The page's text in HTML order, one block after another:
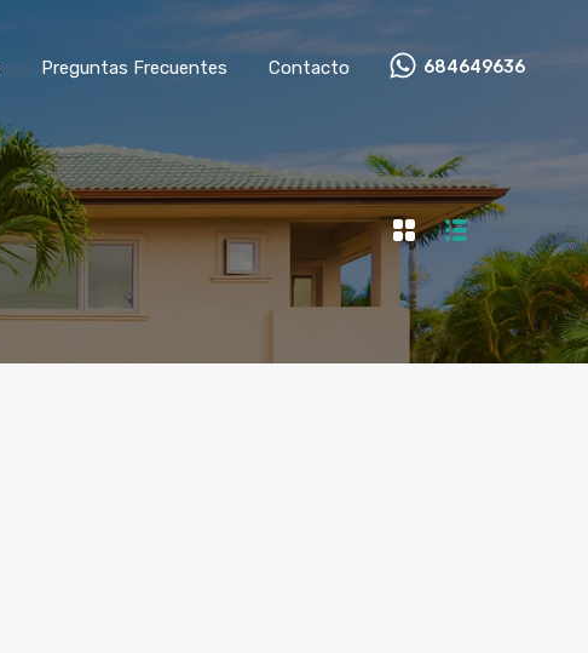
Preguntas Frecuentes Contacto 684649636